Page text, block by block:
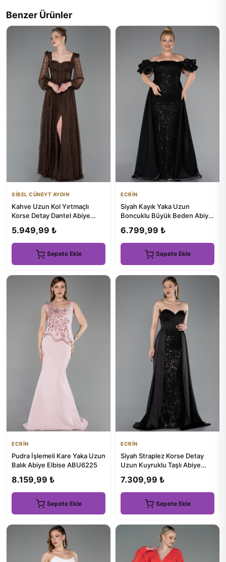
Benzer Ürünler
SİBEL CÜNEYT AYDIN
Kahve Uzun Kol Yırtmaçlı
Korse Detay Dantel Abiye
5.949,99 ₺
Sepete Ekle
ECRİN
Siyah Kayık Yaka Uzun
Boncuklu Büyük Beden Abiye
6.799,99 ₺
Sepete Ekle
ECRİN
Pudra İşlemeli Kare Yaka Uzun
Balık Abiye Elbise ABU6225
8.159,99 ₺
Sepete Ekle
ECRİN
Siyah Straplez Korse Detay
Uzun Kuyruklu Taşlı Abiye
7.309,99 ₺
Sepete Ekle